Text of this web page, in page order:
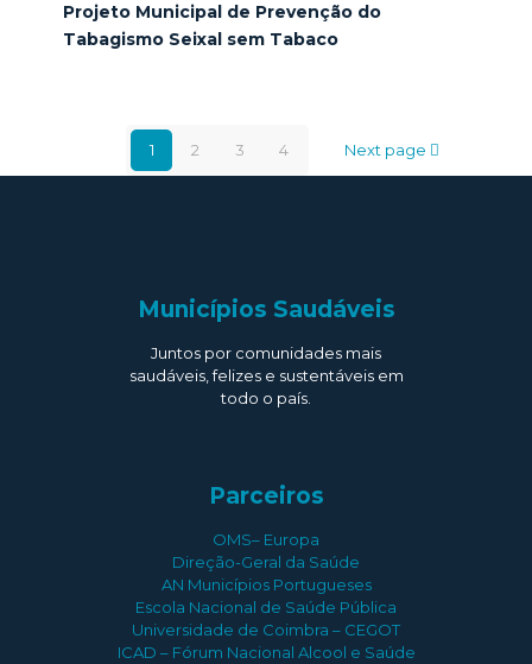
Projeto Municipal de Prevenção do
Tabagismo Seixal sem Tabaco
1 2 3 4 Next page
Municípios Saudáveis
Juntos por comunidades mais
saudáveis, felizes e sustentáveis em
todo o país.
Parceiros
OMS– Europa
Direção-Geral da Saúde
AN Municípios Portugueses
Escola Nacional de Saúde Pública
Universidade de Coimbra – CEGOT
ICAD – Fórum Nacional Alcool e Saúde